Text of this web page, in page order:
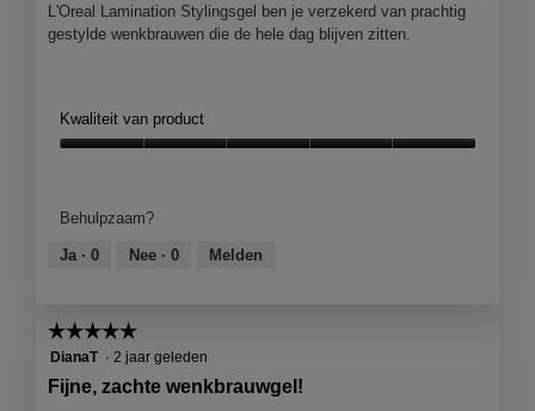
L'Oreal Lamination Stylingsgel ben je verzekerd van prachtig
gestylde wenkbrauwen die de hele dag blijven zitten.
Kwaliteit van product
5
van
Behulpzaam?
Ja · 0 Nee · 0 Melden
☆☆☆☆☆
☆☆☆☆☆
5
van
DianaT · 2 jaar geleden
Fijne, zachte wenkbrauwgel!